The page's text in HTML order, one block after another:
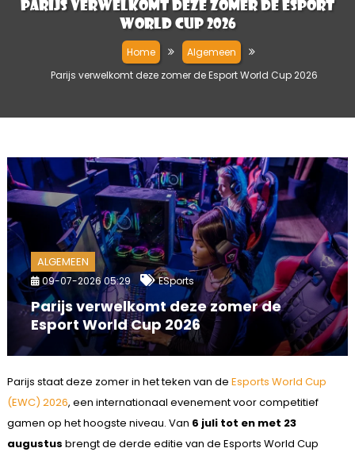
Parijs verwelkomt deze zomer de Esport
World Cup 2026
Home
Algemeen
Parijs verwelkomt deze zomer de Esport World Cup 2026
ALGEMEEN
09-07-2026 05:29 ESports
Parijs verwelkomt deze zomer de
Esport World Cup 2026
Parijs staat deze zomer in het teken van de Esports World Cup
(EWC) 2026, een internationaal evenement voor competitief
gamen op het hoogste niveau. Van 6 juli tot en met 23
augustus brengt de derde editie van de Esports World Cup